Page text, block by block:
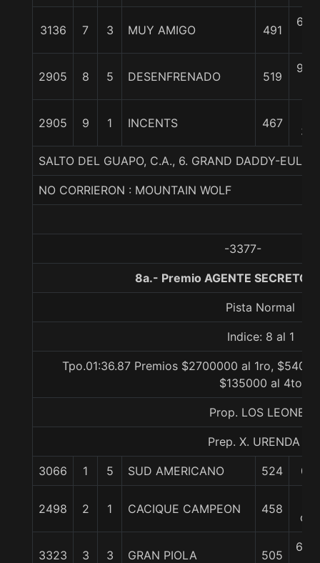
3136 7 3 MUY AMIGO 491
6 1/
2905 8 5 DESENFRENADO 519
9 1/
2905 9 1 INCENTS 467
3/4
SALTO DEL GUAPO, C.A., 6. GRAND DADDY-
NO CORRIERON : MOUNTAIN WOLF
-3377-
8a.- Premio AGENTE SECRETO,
Pista Normal
Indice: 8 al 1
Tpo.01:36.87 Premios $2700000 al 1ro,
$135000 al 4to
Prop. LOS LEONES
Prep. X. URENDA P.
3066 1 5 SUD AMERICANO 524 0/0
2498 2 1 CACIQUE CAMPEON 458
cpo
3323 3 3 GRAN PIOLA 505
6 3/